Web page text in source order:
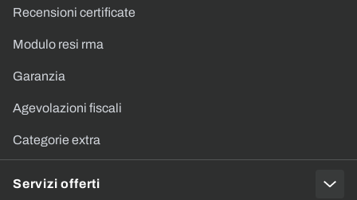
Recensioni certificate
Modulo resi rma
Garanzia
Agevolazioni fiscali
Categorie extra
Servizi offerti